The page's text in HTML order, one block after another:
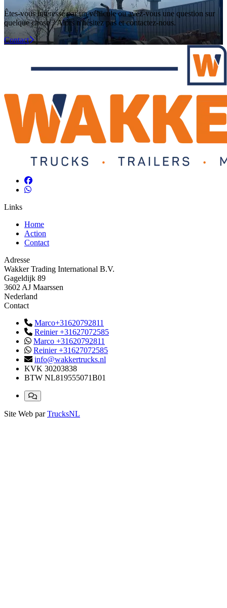
Êtes-vous intéressé par un véhicule ou avez-vous une question sur
quelque chose ? Alors n'hésitez pas et contactez-nous.
Contact
Links
Home
Action
Contact
Adresse
Wakker Trading International B.V.
Gageldijk 89
3602 AJ Maarssen
Nederland
Contact
Marco+31620792811
Reinier +31627072585
Marco +31620792811
Reinier +31627072585
info@wakkertrucks.nl
KVK 30203838
BTW NL819555071B01
Site Web par TrucksNL